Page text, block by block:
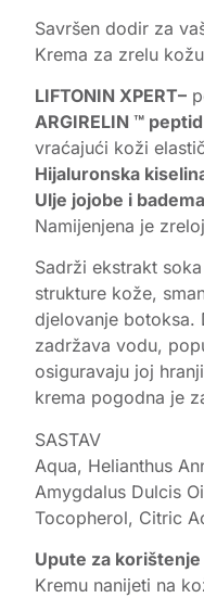
Savršen dodir za
Krema za zrelu
LIFTONIN XPERT–
ARGIRELIN ™ peptid
vraćajući koži
Hijaluronska
Ulje jojobe i badema
Namijenjena je
Sadrži ekstrakt
strukture kože,
djelovanje botoksa.
zadržava vodu,
osiguravaju joj
krema pogodna je
SASTAV
Aqua, Helianthus
Amygdalus Dulcis
Tocopherol, Citric
Upute za korištenje
Kremu nanijeti na